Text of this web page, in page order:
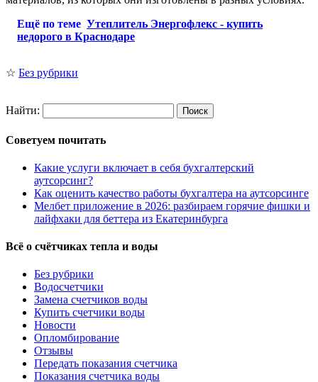
Ещё по теме Утеплитель Энергофлекс - купить
недорого в Краснодаре
☆ Без рубрики
Найти:
Советуем почитать
Какие услуги включает в себя бухгалтерский
аутсорсинг?
Как оценить качество работы бухгалтера на аутсорсинге
Мелбет приложение в 2026: разбираем горячие фишки и
лайфхаки для беттера из Екатеринбурга
Всё о счётчиках тепла и воды
Без рубрики
Водосчетчики
Замена счетчиков воды
Купить счетчики воды
Новости
Опломбирование
Отзывы
Передать показания счетчика
Показания счетчика воды